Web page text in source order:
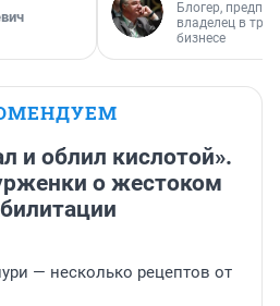
Блогер,
владелец в
бизнесе
и облил кислотой».
о жестоком
— несколько рецептов от